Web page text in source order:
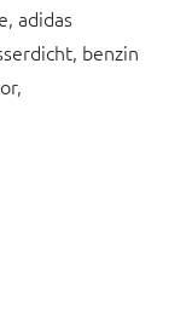
adidas
benzin